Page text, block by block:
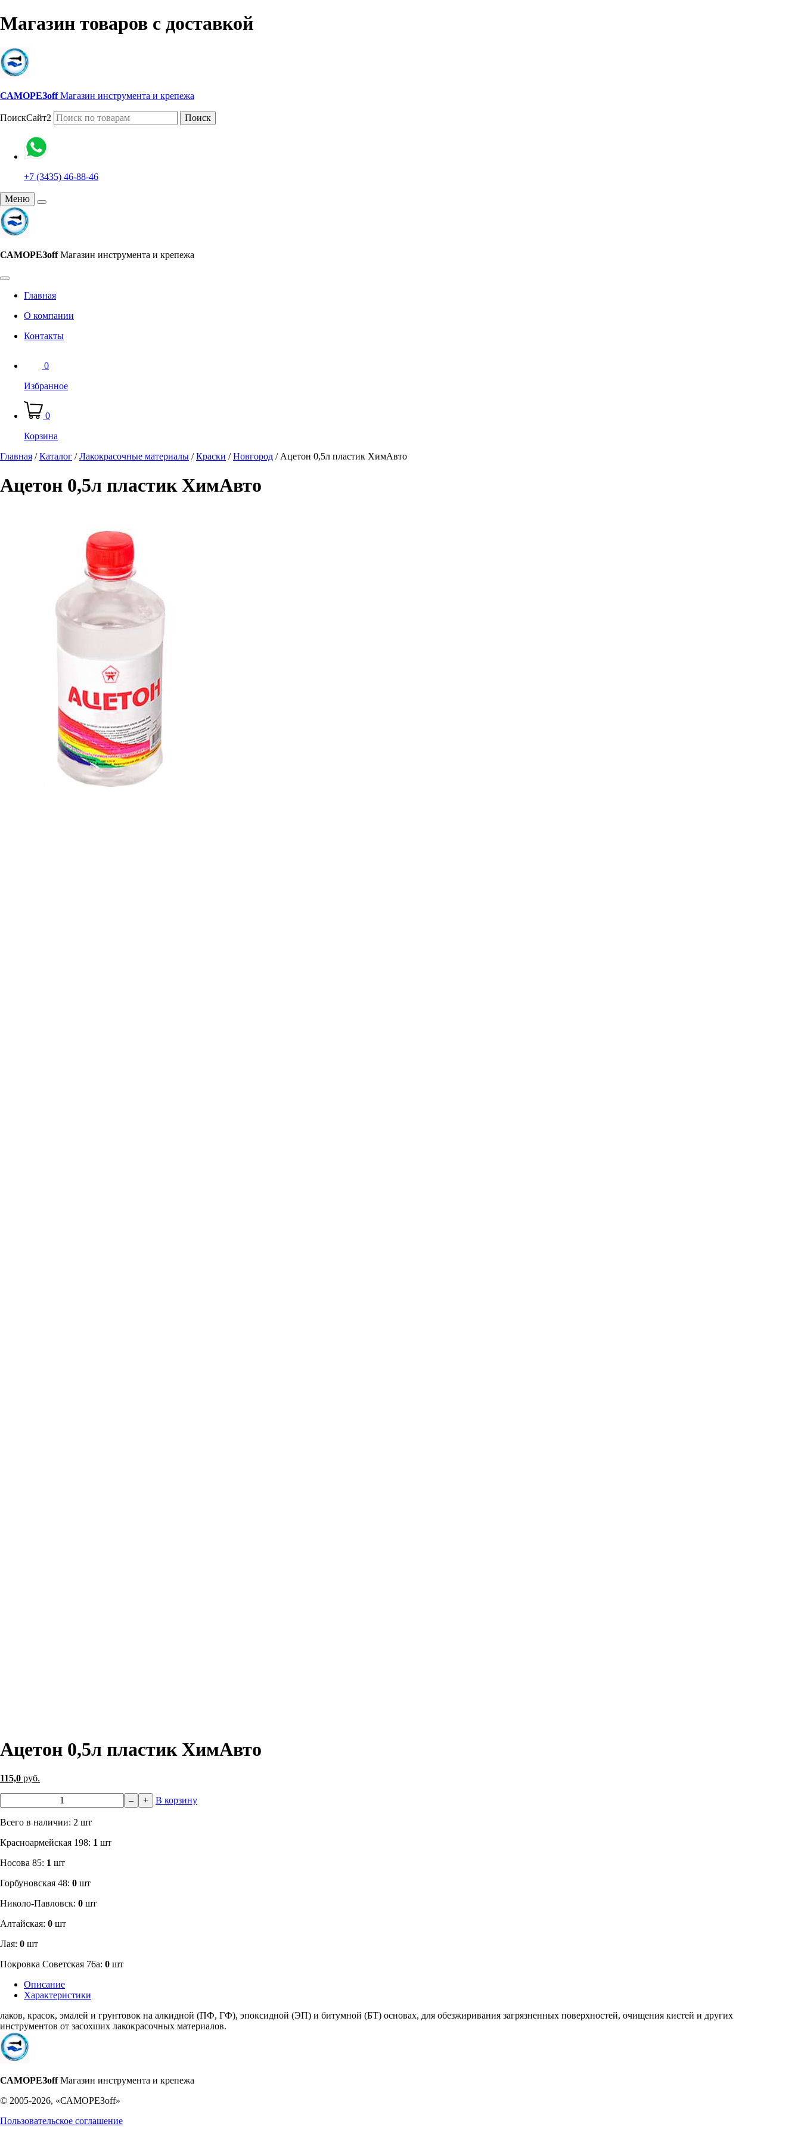
Магазин товаров с доставкой
САМОРЕЗoff Магазин инструмента и крепежа
ПоискСайт2 Поиск
+7 (3435) 46-88-46
Меню
САМОРЕЗoff Магазин инструмента и крепежа
Главная
О компании
Контакты
0
Избранное
0
Корзина
Главная /Каталог /Лакокрасочные материалы /Краски /Новгород / Ацетон 0,5л пластик ХимАвто
Ацетон 0,5л пластик ХимАвто
Ацетон 0,5л пластик ХимАвто
115,0 руб.
– + В корзину
Всего в наличии: 2 шт
​Красноармейская 198: 1 шт
Носова 85: 1 шт
​Горбуновская 48: 0 шт
​Николо-Павловск: 0 шт
Алтайская: 0 шт
Лая: 0 шт
Покровка Советская 76а: 0 шт
Описание
Характеристики
лаков, красок, эмалей и грунтовок на алкидной (ПФ, ГФ), эпоксидной (ЭП) и битумной (БТ) основах, для обезжиривания загрязненных поверхностей, очищения кистей и других
инструментов от засохших лакокрасочных материалов.
САМОРЕЗoff Магазин инструмента и крепежа
© 2005-2026, «САМОРЕЗoff»
Пользовательское соглашение